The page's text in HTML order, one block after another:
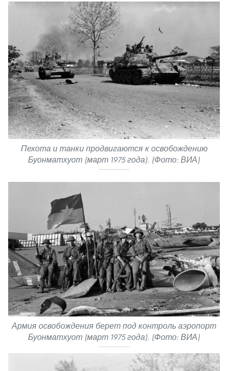
Пехота и танки продвигаются к освобождению
Буонматхуот (март 1975 года). (Фото: ВИА)
Армия освобождения берет под контроль аэропорт
Буонматхуот (март 1975 года). (Фото: ВИА)